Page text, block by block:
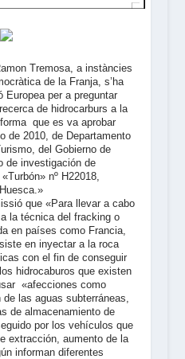
Tremosa, a instàncies
de la Franja, s’ha
Europea per a preguntar
de hidrocarburs a la
que es va aprobar
de 2010, de Departamento
del Gobierno de
de investigación de
nº H22018,
que «Para llevar a cabo
la técnica del fracking o
en países como Francia,
en inyectar a la roca
con el fin de conseguir
hidrocaburos que existen
«afecciones como
las aguas subterráneas,
de almacenamiento de
por los vehículos que
extracción, aumento de la
informan diferentes